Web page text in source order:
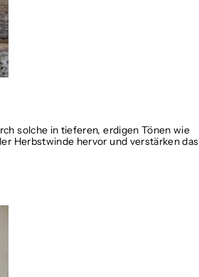
solche in tieferen, erdigen Tönen wie
Herbstwinde hervor und verstärken das